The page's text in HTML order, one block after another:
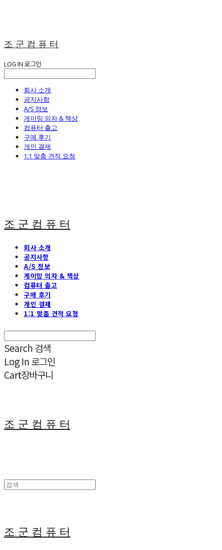
조 군 컴 퓨 터
LOG IN로그인
회사 소개
공지사항
A/S 정보
게이밍 의자 & 책상
컴퓨터 출고
구매 후기
개인 결제
1:1 맞춤 견적 요청
조 군 컴 퓨 터
회사 소개
공지사항
A/S 정보
게이밍 의자 & 책상
컴퓨터 출고
구매 후기
개인 결제
1:1 맞춤 견적 요청
Search 검색
Log In 로그인
Cart장바구니
조 군 컴 퓨 터
조 군 컴 퓨 터